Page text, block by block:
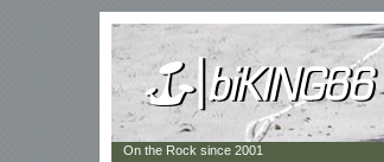
On the Rock since 2001